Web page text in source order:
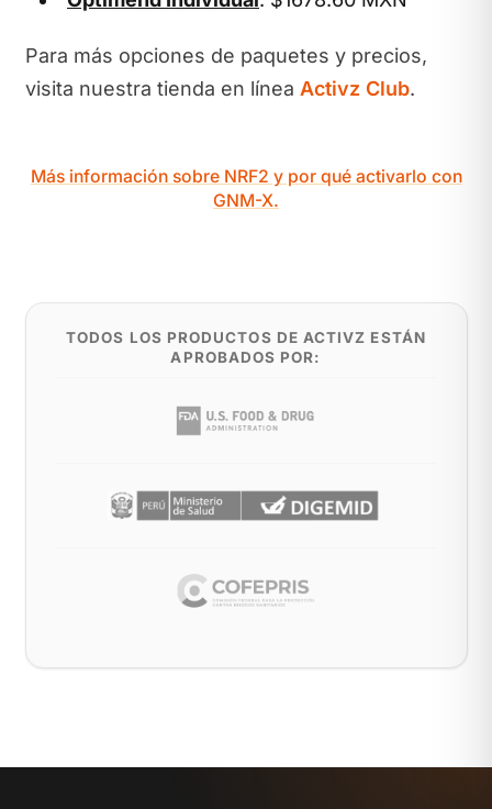
Para más opciones de paquetes y precios,
visita nuestra tienda en línea Activz Club.
Más información sobre NRF2 y por qué activarlo con
GNM-X.
TODOS LOS PRODUCTOS DE ACTIVZ ESTÁN
APROBADOS POR: